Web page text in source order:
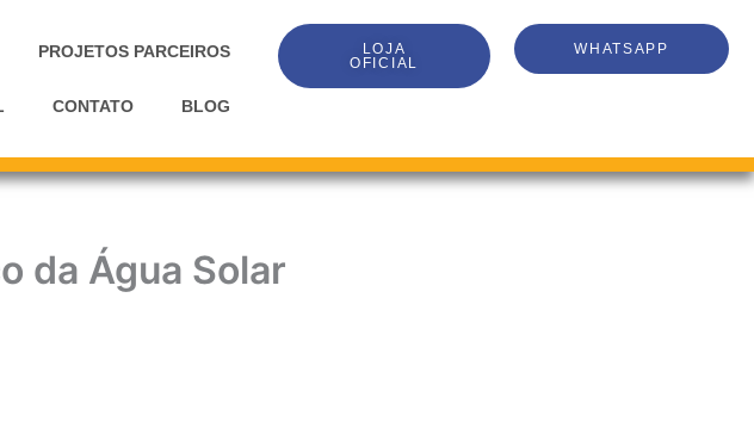
PROJETOS PARCEIROS
CONTATO BLOG
LOJA
OFICIAL
WHATSAPP
da Água Solar